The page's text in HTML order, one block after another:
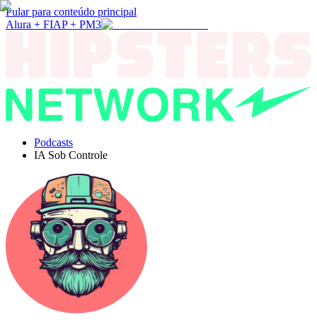
Pular para conteúdo principal
Alura + FIAP + PM3
Podcasts
IA Sob Controle